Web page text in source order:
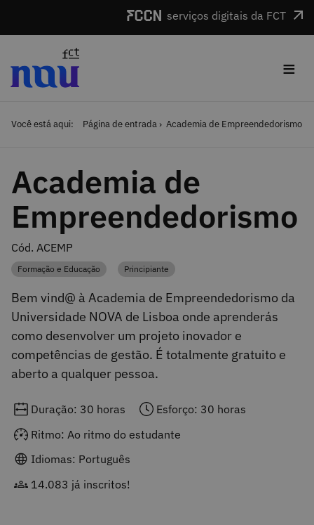
serviços digitais da FCT
≡
Você está aqui: Página de entrada Academia de Empreendedorismo
Academia de
Empreendedorismo
Cód. ACEMP
Categoria
Formação e Educação Categoria
Principiante
Bem vind@ à Academia de Empreendedorismo da
Universidade NOVA de Lisboa onde aprenderás
como desenvolver um projeto inovador e
competências de gestão. É totalmente gratuito e
aberto a qualquer pessoa.
Duração: 30 horas
Esforço: 30 horas
Ritmo: Ao ritmo do estudante
Idiomas: Português
14.083 já inscritos!